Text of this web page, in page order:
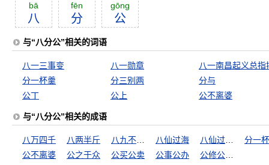
bā
八
fēn
分
gōng
公
与“八分公”相关的词语
八一三事变
八一勋章
分一杯羹
分三别两
分与
公丁
公上 公不离婆
与“八分公”相关的成语
八万四千 八两半斤 八仙过海
分一
公不离婆
公之于众 公买公卖 公事公办